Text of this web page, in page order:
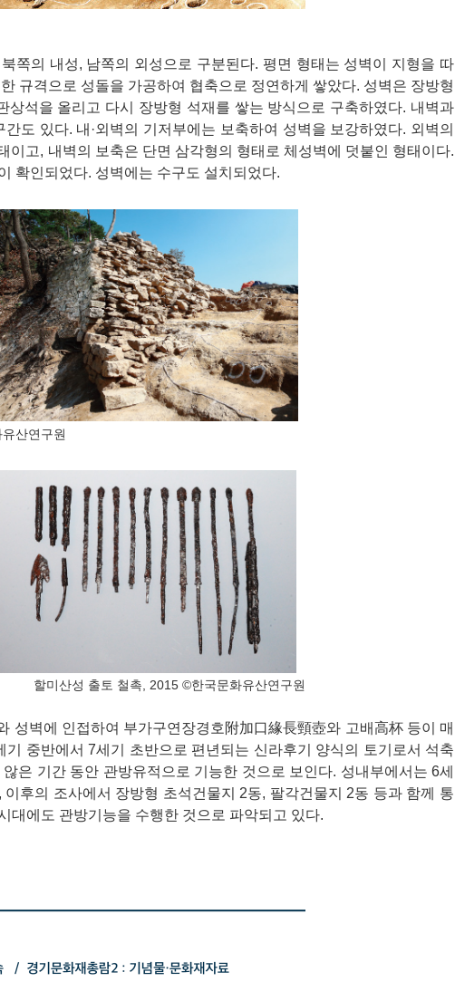
쪽의 내성, 남쪽의 외성으로 구분된다. 평면 형태는 성벽이 지형을 따
규격으로 성돌을 가공하여 협축으로 정연하게 쌓았다. 성벽은 장방형
석을 올리고 다시 장방형 석재를 쌓는 방식으로 구축하였다. 내벽과
도 있다. 내·외벽의 기저부에는 보축하여 성벽을 보강하였다. 외벽의
이고, 내벽의 보축은 단면 삼각형의 형태로 체성벽에 덧붙인 형태이다.
확인되었다. 성벽에는 수구도 설치되었다.
산연구원
할미산성 출토 철촉, 2015 ©한국문화유산연구원
성벽에 인접하여 부가구연장경호附加口緣長頸壺와 고배高杯 등이 매
중반에서 7세기 초반으로 편년되는 신라후기 양식의 토기로서 석축
은 기간 동안 관방유적으로 기능한 것으로 보인다. 성내부에서는 6세
후의 조사에서 장방형 초석건물지 2동, 팔각건물지 2동 등과 함께 통
대에도 관방기능을 수행한 것으로 파악되고 있다.